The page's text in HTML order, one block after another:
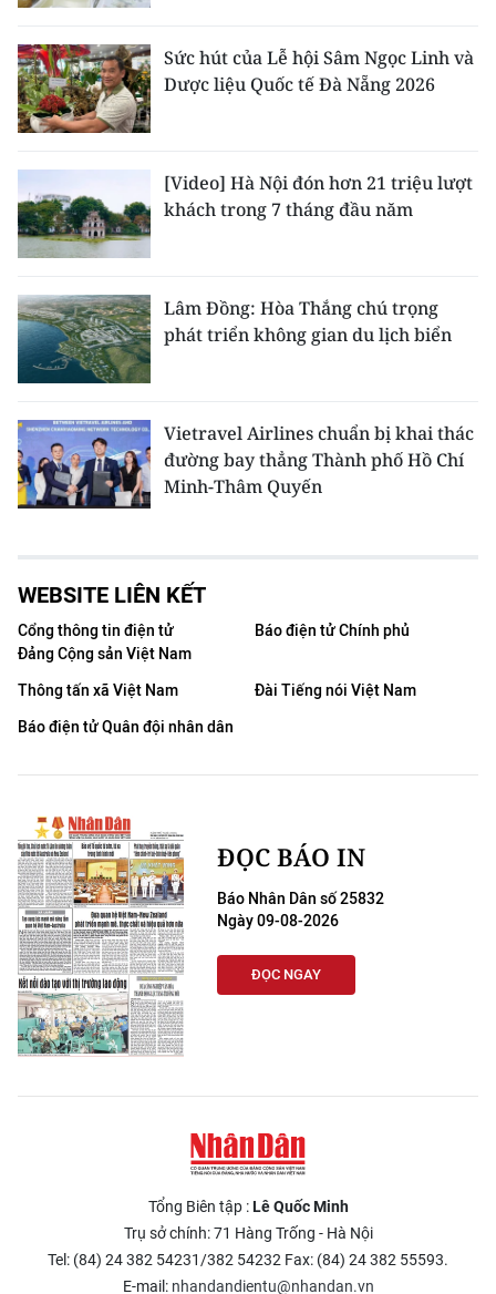
Sức hút của Lễ hội Sâm Ngọc Linh và
Dược liệu Quốc tế Đà Nẵng 2026
[Video] Hà Nội đón hơn 21 triệu lượt
khách trong 7 tháng đầu năm
Lâm Đồng: Hòa Thắng chú trọng
phát triển không gian du lịch biển
Vietravel Airlines chuẩn bị khai thác
đường bay thẳng Thành phố Hồ Chí
Minh-Thâm Quyến
WEBSITE LIÊN KẾT
Cổng thông tin điện tử
Đảng Cộng sản Việt Nam
Báo điện tử Chính phủ
Thông tấn xã Việt Nam
Đài Tiếng nói Việt Nam
Báo điện tử Quân đội nhân dân
ĐỌC BÁO IN
Báo Nhân Dân số 25832
Ngày 09-08-2026
ĐỌC NGAY
Tổng Biên tập :Lê Quốc Minh
Trụ sở chính: 71 Hàng Trống - Hà Nội
Tel: (84) 24 382 54231/382 54232 Fax: (84) 24 382 55593.
E-mail: nhandandientu@nhandan.vn